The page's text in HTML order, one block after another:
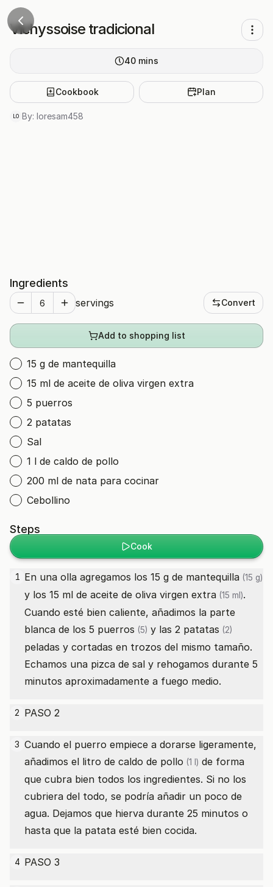
Vichyssoise tradicional
40 mins
Cookbook Plan
LO By: loresam458
Ingredients
servings Convert
Add to shopping list
15 g de mantequilla
15 ml de aceite de oliva virgen extra
5 puerros
2 patatas
Sal
1 l de caldo de pollo
200 ml de nata para cocinar
Cebollino
Steps
Cook
1 En una olla agregamos los 15 g de mantequilla (15 g)
y los 15 ml de aceite de oliva virgen extra (15 ml).
Cuando esté bien caliente, añadimos la parte
blanca de los 5 puerros (5) y las 2 patatas (2)
peladas y cortadas en trozos del mismo tamaño.
Echamos una pizca de sal y rehogamos durante 5
minutos aproximadamente a fuego medio.
2 PASO 2
3 Cuando el puerro empiece a dorarse ligeramente,
añadimos el litro de caldo de pollo (1 l) de forma
que cubra bien todos los ingredientes. Si no los
cubriera del todo, se podría añadir un poco de
agua. Dejamos que hierva durante 25 minutos o
hasta que la patata esté bien cocida.
4 PASO 3